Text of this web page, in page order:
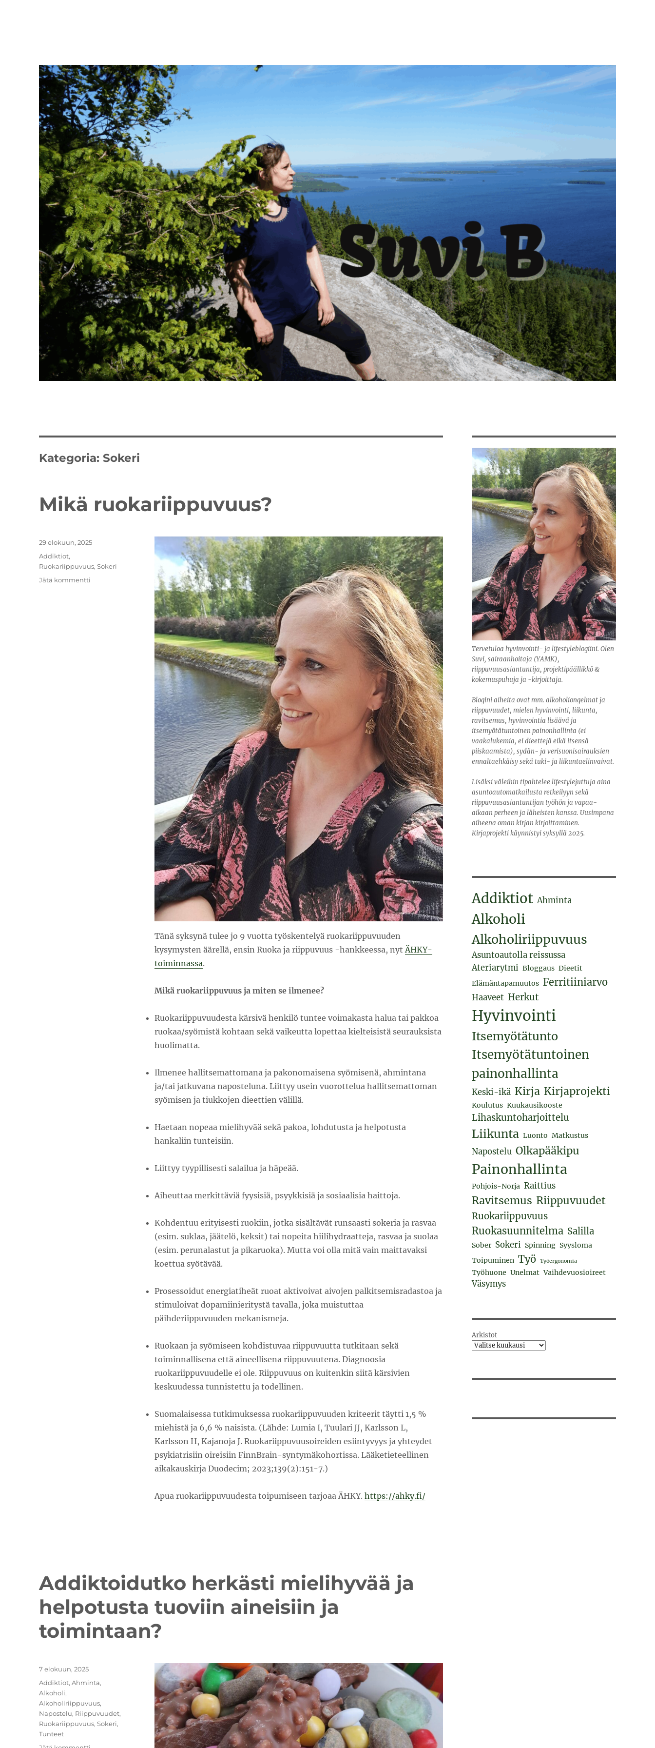
Kategoria:Sokeri
Mikä ruokariippuvuus?
Tänä syksynä tulee jo 9 vuotta työskentelyä ruokariippuvuuden
kysymysten äärellä, ensin Ruoka ja riippuvuus -hankkeessa, nytÄHKY-
toiminnassa.
Mikä ruokariippuvuus ja miten se ilmenee?
Ruokariippuvuudesta kärsivä henkilö tuntee voimakasta halua tai pakkoa
ruokaa/syömistä kohtaan sekä vaikeutta lopettaa kielteisistä seurauksista
huolimatta.
Ilmenee hallitsemattomana ja pakonomaisena syömisenä, ahmintana
ja/tai jatkuvana naposteluna. Liittyy usein vuorottelua hallitsemattoman
syömisen ja tiukkojen dieettien välillä.
Haetaan nopeaa mielihyvää sekä pakoa, lohdutusta ja helpotusta
hankaliin tunteisiin.
Liittyy tyypillisesti salailua ja häpeää.
Aiheuttaa merkittäviä fyysisiä, psyykkisiä ja sosiaalisia haittoja.
Kohdentuu erityisesti ruokiin, jotka sisältävät runsaasti sokeria ja rasvaa
(esim. suklaa, jäätelö, keksit) tai nopeita hiilihydraatteja, rasvaa ja suolaa
(esim. perunalastut ja pikaruoka). Mutta voi olla mitä vain maittavaksi
koettua syötävää.
Prosessoidut energiatiheät ruoat aktivoivat aivojen palkitsemisradastoa ja
stimuloivat dopamiinieritystä tavalla, joka muistuttaa
päihderiippuvuuden mekanismeja.
Ruokaan ja syömiseen kohdistuvaa riippuvuutta tutkitaan sekä
toiminnallisena että aineellisena riippuvuutena. Diagnoosia
ruokariippuvuudelle ei ole. Riippuvuus on kuitenkin siitä kärsivien
keskuudessa tunnistettu ja todellinen.
Suomalaisessa tutkimuksessa ruokariippuvuuden kriteerit täytti 1,5 %
miehistä ja 6,6 % naisista. (Lähde: Lumia I, Tuulari JJ, Karlsson L,
Karlsson H, Kajanoja J. Ruokariippuvuusoireiden esiintyvyys ja yhteydet
psykiatrisiin oireisiin FinnBrain-syntymäkohortissa. Lääketieteellinen
aikakauskirja Duodecim; 2023;139(2):151-7.)
Apua ruokariippuvuudesta toipumiseen tarjoaa ÄHKY. https://ahky.fi/
Julkaistu
29 elokuun, 2025
Kategoriat
Addiktiot,
Ruokariippuvuus,Sokeri
Jätä kommentti
Addiktoidutko herkästi mielihyvää ja
helpotusta tuoviin aineisiin ja
toimintaan?
Julkaistu
7 elokuun, 2025
Kategoriat
Addiktiot,Ahminta,
Alkoholi,
Alkoholiriippuvuus,
Napostelu, Riippuvuudet,
Ruokariippuvuus,Sokeri,
Tunteet
Tervetuloa hyvinvointi- ja lifestyleblogiini. Olen
Suvi, sairaanhoitaja (YAMK),
riippuvuusasiantuntija, projektipäällikkö &
kokemuspuhuja ja -kirjoittaja.
Blogini aiheita ovat mm. alkoholiongelmat ja
riippuvuudet, mielen hyvinvointi, liikunta,
ravitsemus, hyvinvointia lisäävä ja
itsemyötätuntoinen painonhallinta (ei
vaakalukemia, ei dieettejä eikä itsensä
piiskaamista), sydän- ja verisuonisairauksien
ennaltaehkäisy sekä tuki- ja liikuntaelinvaivat.
Lisäksi väleihin tipahtelee lifestylejuttuja aina
asuntoautomatkailusta retkeilyyn sekä
riippuvuusasiantuntijan työhön ja vapaa-
aikaan perheen ja läheisten kanssa. Uusimpana
aiheena oman kirjan kirjoittaminen.
Kirjaprojekti käynnistyi syksyllä 2025.
Addiktiot Ahminta
Alkoholi
Alkoholiriippuvuus
Asuntoautolla reissussa
Ateriarytmi Bloggaus Dieetit
Elämäntapamuutos Ferritiiniarvo
Haaveet Herkut
Hyvinvointi
Itsemyötätunto
Itsemyötätuntoinen
painonhallinta
Keski-ikä Kirja Kirjaprojekti
Koulutus Kuukausikooste
Lihaskuntoharjoittelu
Liikunta Luonto Matkustus
Napostelu Olkapääkipu
Painonhallinta
Pohjois-Norja Raittius
Ravitsemus Riippuvuudet
Ruokariippuvuus
Ruokasuunnitelma Salilla
Sober Sokeri Spinning Syysloma
Toipuminen Työ Työergonomia
Työhuone Unelmat Vaihdevuosioireet
Väsymys
Arkistot